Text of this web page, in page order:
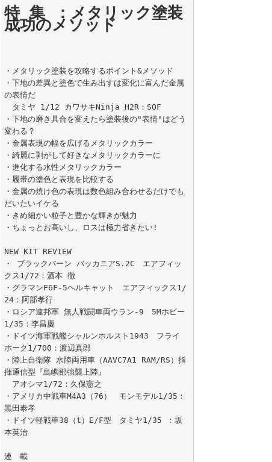
特 集 ：メタリック塗装
成功のメソッド
・メタリック塗装を攻略するポイント&メソッド
・下地の差異と塗色で生み出すは変化に富んだ金属
の表情だ
タミヤ 1/12 カワサキNinja H2R：SOF
・下地の磨き具合を変えたら塗装後の"表情"はどう
変わる？
・金属表現の幅を広げるメタリックカラー
・綺麗に剥がして好きなメタリックカラーに
・進化する水性メタリックカラー
・履帯の塗色と表現を比較する
・金属の焼け色の表現は数色組み合わせるだけでも
だいたいイケる
・きめ細かい粒子と豊かな輝きが魅力
・ちょっとお高いし、ロスは極力省きたい!
NEW KIT REVIEW
・ ブラックバーン バッカニアS.2C　エアフィッ
クス1/72：酒本 徹
・グラマンF6F-5ヘルキャット　エアフィックス1/
24：阿部孝行
・ロシア連邦軍 無人戦闘車両ウラン-9　5Mホビー
1/35：李昌慶
・ドイツ海軍戦艦シャルンホルスト1943　フライ
ホーク1/700：渡辺真郎
・陸上自衛隊 水陸両用車（AAVC7A1 RAM/RS）指
揮通信型『島嶼部強襲上陸』
アオシマ1/72：久保憲之
・アメリカ中戦車M4A3（76）　モンモデル1/35：
黒田泰孝
・ドイツ軽戦車38（t）E/F型　タミヤ1/35 ：坂
本英治
連　載